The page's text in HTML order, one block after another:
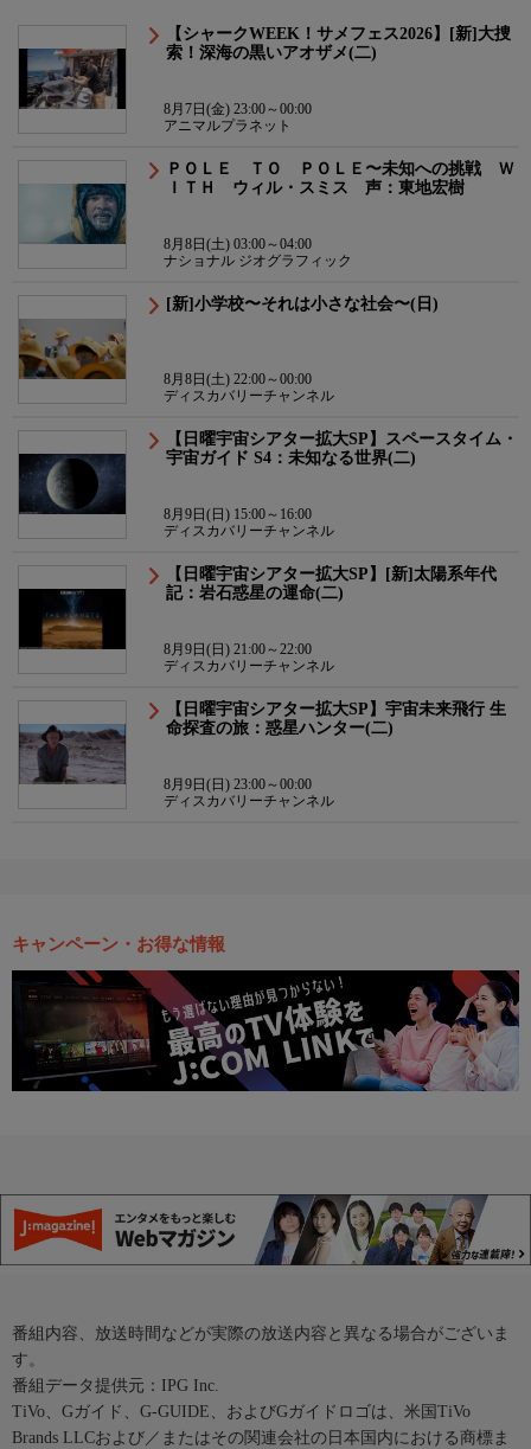
【シャークWEEK！サメフェス2026】[新]大捜
索！深海の黒いアオザメ(二)
8月7日(金) 23:00～00:00
アニマルプラネット
ＰＯＬＥ ＴＯ ＰＯＬＥ〜未知への挑戦 Ｗ
ＩＴＨ ウィル・スミス 声：東地宏樹
8月8日(土) 03:00～04:00
ナショナル ジオグラフィック
[新]小学校〜それは小さな社会〜(日)
8月8日(土) 22:00～00:00
ディスカバリーチャンネル
【日曜宇宙シアター拡大SP】スペースタイム・
宇宙ガイド S4：未知なる世界(二)
8月9日(日) 15:00～16:00
ディスカバリーチャンネル
【日曜宇宙シアター拡大SP】[新]太陽系年代
記：岩石惑星の運命(二)
8月9日(日) 21:00～22:00
ディスカバリーチャンネル
【日曜宇宙シアター拡大SP】宇宙未来飛行 生
命探査の旅：惑星ハンター(二)
8月9日(日) 23:00～00:00
ディスカバリーチャンネル
キャンペーン・お得な情報
番組内容、放送時間などが実際の放送内容と異なる場合がございま
す。
番組データ提供元：IPG Inc.
TiVo、Gガイド、G-GUIDE、およびGガイドロゴは、米国TiVo
Brands LLCおよび／またはその関連会社の日本国内における商標ま